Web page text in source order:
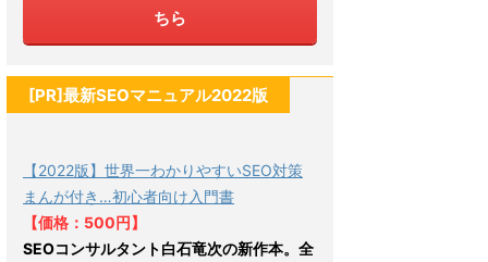
ちら
[PR]最新SEOマニュアル2022版
【2022版】世界一わかりやすいSEO対策
まんが付き…初心者向け入門書
【価格：500円】
SEOコンサルタント白石竜次の新作本。全